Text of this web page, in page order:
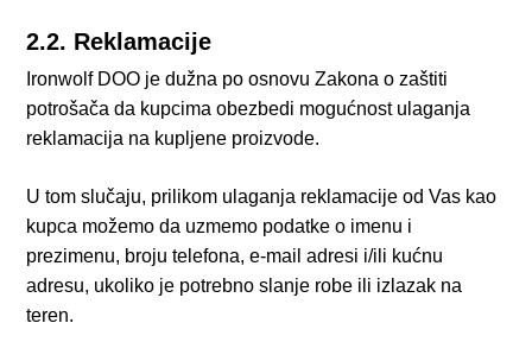
2.2. Reklamacije
Ironwolf DOO je dužna po osnovu Zakona o zaštiti
potrošača da kupcima obezbedi mogućnost ulaganja
reklamacija na kupljene proizvode.
U tom slučaju, prilikom ulaganja reklamacije od Vas kao
kupca možemo da uzmemo podatke o imenu i
prezimenu, broju telefona, e-mail adresi i/ili kućnu
adresu, ukoliko je potrebno slanje robe ili izlazak na
teren.